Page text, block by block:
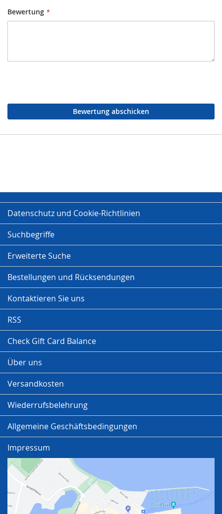
Bewertung
Bewertung abschicken
Datenschutz und Cookie-Richtlinien
Suchbegriffe
Erweiterte Suche
Bestellungen und Rücksendungen
Kontaktieren Sie uns
RSS
Check Gift Card Balance
Über uns
Versandkosten
Wiederrufsbelehrung
Allgemeine Geschäftsbedingungen
Impressum